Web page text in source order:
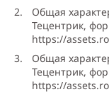
Общая
Тецентрик,
https://
Общая
Тецентрик,
https://